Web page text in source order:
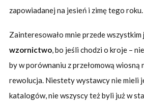
zapowiadanej na jesień i zimę tego roku.
Zainteresowało mnie przede wszystkim
wzornictwo, bo jeśli chodzi o kroje –
by w porównaniu z przełomową wiosną
rewolucja. Niestety wystawcy nie mieli
katalogów, nie wszyscy też byli już w